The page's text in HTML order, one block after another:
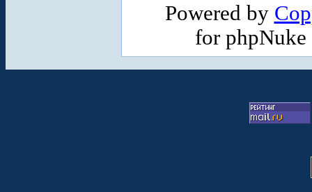
Powered by
for